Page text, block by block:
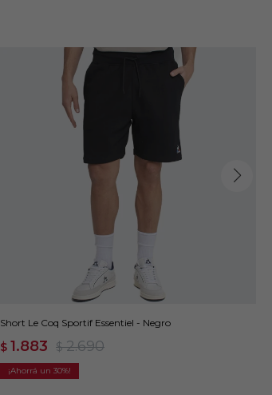
Short Le Coq Sportif Essentiel - Negro
$ 1.883 $ 2.690
30